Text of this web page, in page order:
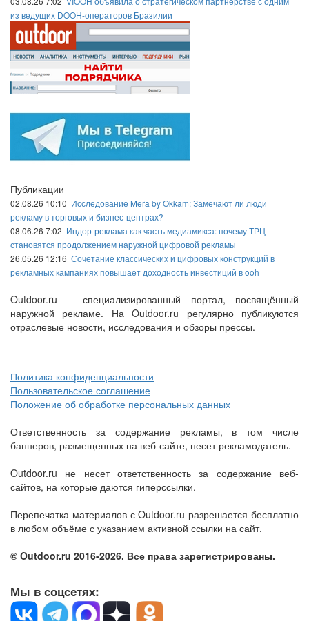
из ведущих DOOH-операторов Бразилии
Публикации
02.08.26 10:10 Исследование Mera by Okkam: Замечают ли люди
рекламу в торговых и бизнес-центрах?
08.06.26 7:02 Индор-реклама как часть медиамикса: почему ТРЦ
становятся продолжением наружной цифровой рекламы
26.05.26 12:16 Сочетание классических и цифровых конструкций в
рекламных кампаниях повышает доходность инвестиций в ooh
Outdoor.ru – специализированный портал, посвящённый
наружной рекламе. На Outdoor.ru регулярно публикуются
отраслевые новости, исследования и обзоры прессы.
Политика конфиденциальности
Пользовательское соглашение
Положение об обработке персональных данных
Ответственность за содержание рекламы, в том числе
баннеров, размещенных на веб-сайте, несет рекламодатель.
Outdoor.ru не несет ответственность за содержание веб-
сайтов, на которые даются гиперссылки.
Перепечатка материалов с Outdoor.ru разрешается бесплатно
в любом объёме с указанием активной ссылки на сайт.
© Outdoor.ru 2016-2026. Все права зарегистрированы.
Мы в соцсетях: